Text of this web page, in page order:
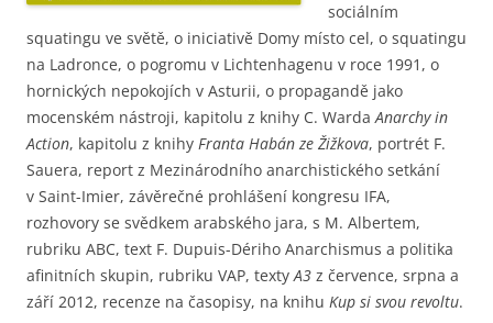
sociálním
squatingu ve světě, o iniciativě Domy místo cel, o squatingu
na Ladronce, o pogromu v Lichtenhagenu v roce 1991, o
hornických nepokojích v Asturii, o propagandě jako
mocenském nástroji, kapitolu z knihy C. WardaAnarchy in
Action, kapitolu z knihy Franta Habán ze Žižkova, portrét F.
Sauera, report z Mezinárodního anarchistického setkání
v Saint-Imier, závěrečné prohlášení kongresu IFA,
rozhovory se svědkem arabského jara, s M. Albertem,
rubriku ABC, text F. Dupuis-Dériho Anarchismus a politika
afinitních skupin, rubriku VAP, textyA3 z července, srpna a
září 2012, recenze na časopisy, na knihu Kup si svou revoltu.